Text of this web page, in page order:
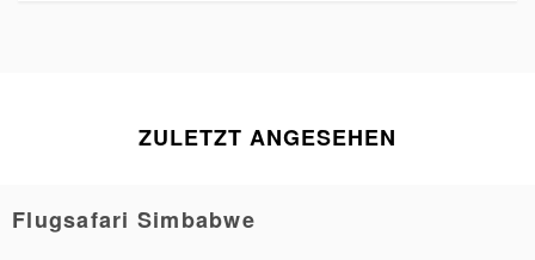
ZULETZT ANGESEHEN
Flugsafari Simbabwe